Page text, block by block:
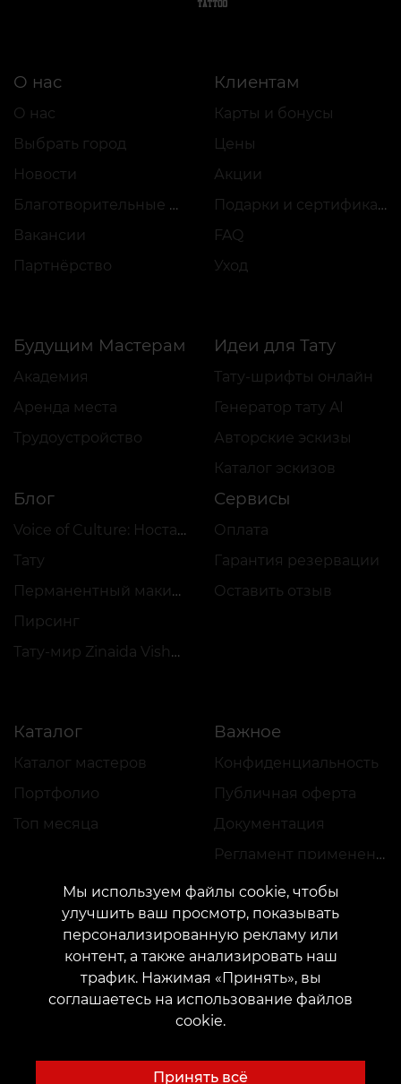
О нас
О нас
Выбрать город
Новости
Благотворительные проекты
Вакансии
Партнёрство
Клиентам
Карты и бонусы
Цены
Акции
Подарки и сертификаты
FAQ
Уход
Будущим Мастерам
Академия
Аренда места
Трудоустройство
Идеи для Тату
Тату-шрифты онлайн
Генератор тату AI
Авторские эскизы
Каталог эскизов
Блог
Voice of Culture: Ностальгия по 2000-м
Тату
Перманентный макияж
Пирсинг
Тату-мир Zinaida Vishenka
Сервисы
Оплата
Гарантия резервации
Оставить отзыв
Каталог
Каталог мастеров
Портфолио
Топ месяца
Важное
Конфиденциальность
Публичная оферта
Документация
Регламент применения акций
КОНТАКТЫ
Свяжитесь с нами: customers@vean-tattoo.com
marketing.veantattoo@gmail.com
Жалобы и предложения:complaints@vean-tattoo.com
Мы используем файлы cookie, чтобы
улучшить ваш просмотр, показывать
персонализированную рекламу или
контент, а также анализировать наш
трафик. Нажимая «Принять», вы
соглашаетесь на использование файлов
cookie.
Принять всё